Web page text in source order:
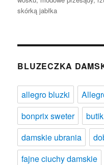
skórką jabłka
BLUZECZKA
allegro bluzki
bonprix sweter
damskie ubrania
fajne ciuchy damskie